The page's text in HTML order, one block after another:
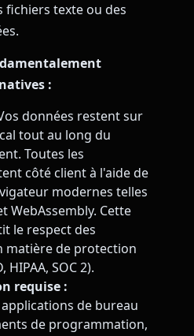
fichiers texte ou des
:
données restent sur
tout au long du
Toutes les
côté client à l'aide de
modernes telles
WebAssembly. Cette
le respect des
matière de protection
HIPAA, SOC 2).
requise :
de bureau
de programmation,